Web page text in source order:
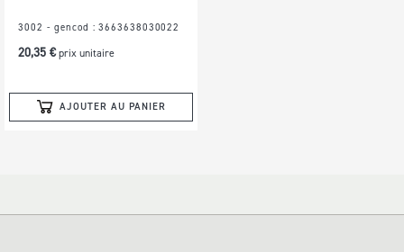
3002 - gencod : 3663638030022
20,35 €prix unitaire
AJOUTER AU PANIER